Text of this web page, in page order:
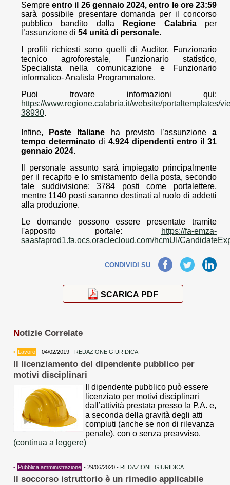
Sempreentro il 26 gennaio 2024, entro le ore 23:59
sarà possibile presentare domanda per il concorso
pubblico bandito dalla
Regione Calabriaper
l’assunzione di 54 unità di personale.
I profili richiesti sono quelli di Auditor, Funzionario
tecnico agroforestale, Funzionario statistico,
Specialista nella comunicazione e Funzionario
informatico- Analista Programmatore.
Puoi trovare informazioni qui:
https://www.regione.calabria.it/website/portaltemplates/
38930.
Infine, Poste Italiane ha previsto l’assunzionea
tempo determinato di 4.924 dipendenti entro il 31
gennaio 2024.
Il personale assunto sarà impiegato principalmente
per il recapito e lo smistamento della posta, secondo
tale suddivisione: 3784 posti come portalettere,
mentre 1140 posti saranno destinati al ruolo di addetti
alla produzione.
Le domande possono essere presentate tramite
l'apposito portale:
https://fa-emza-
saasfaprod1.fa.ocs.oraclecloud.com/hcmUI/
CONDIVIDI SUFacebook TwitterLinkedIn
SCARICA PDF
Notizie Correlate
• Lavoro - 04/02/2019 - REDAZIONE GIURIDICA
Il licenziamento del dipendente pubblico per
motivi disciplinari
Il dipendente pubblico può essere
licenziato per motivi disciplinari
dall’attività prestata presso la P.A. e,
a seconda della gravità degli atti
compiuti (anche se non di rilevanza
penale), con o senza preavviso.
(continua a leggere)
• Pubblica amministrazione - 29/06/2020 - REDAZIONE GIURIDICA
Il soccorso istruttorio è un rimedio applicabile